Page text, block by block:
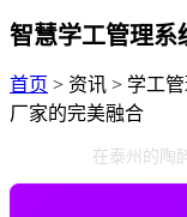
智慧学工管理系
首页 > 资讯 > 学工
厂家的完美融合
在泰州的陶